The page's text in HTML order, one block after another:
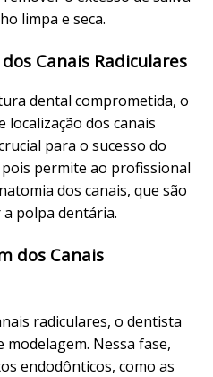
limpa e seca.
Canais Radiculares
dental comprometida, o
localização dos canais
para o sucesso do
permite ao profissional
dos canais, que são
polpa dentária.
dos Canais
radiculares, o dentista
modelagem. Nessa fase,
endodônticos, como as